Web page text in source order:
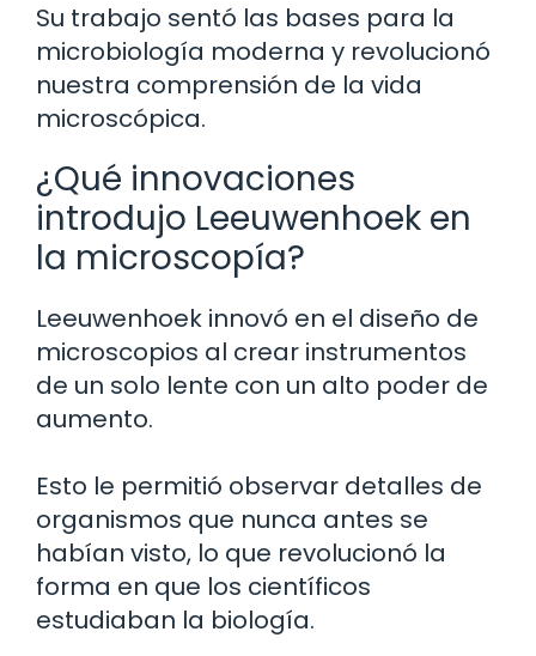
Su trabajo sentó las bases para la
microbiología moderna y revolucionó
nuestra comprensión de la vida
microscópica.
¿Qué innovaciones
introdujo Leeuwenhoek en
la microscopía?
Leeuwenhoek innovó en el diseño de
microscopios al crear instrumentos
de un solo lente con un alto poder de
aumento.
Esto le permitió observar detalles de
organismos que nunca antes se
habían visto, lo que revolucionó la
forma en que los científicos
estudiaban la biología.